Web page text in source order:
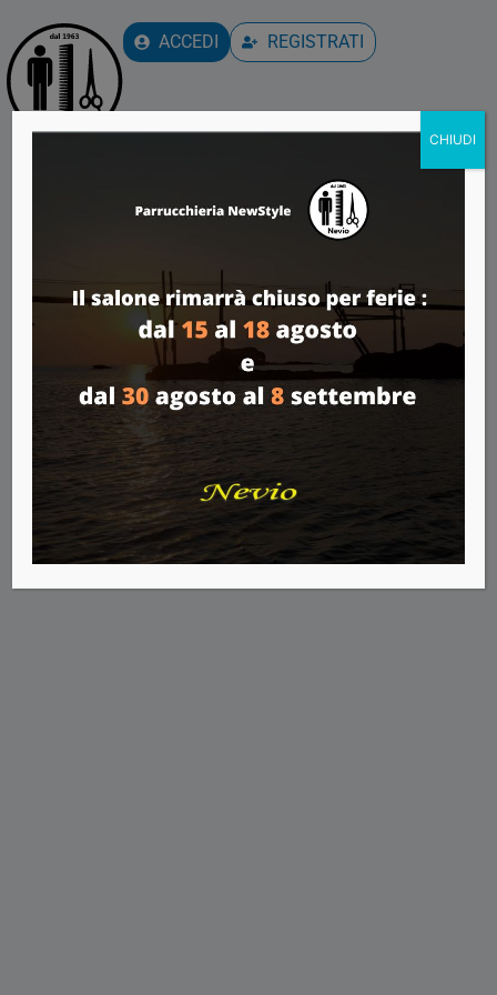
ACCEDI REGISTRATI
Hai bisogno di un altro servizio?
Dovresti modificare o cancellare una prenotazione già
Chiamaci:
0734 996265
347 515 6289
CHIUDI